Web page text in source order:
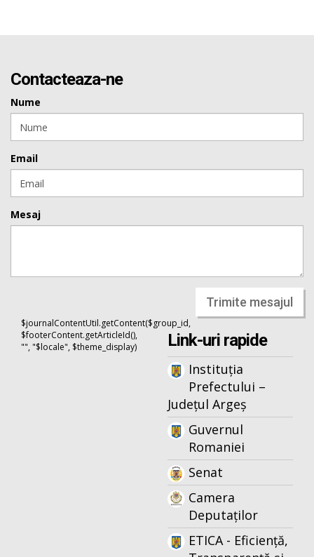
Contacteaza-ne
Nume
Email
Mesaj
Trimite mesajul
$journalContentUtil.getContent($group_id,
$footerContent.getArticleId(),
"", "$locale", $theme_display)
Link-uri rapide
Instituția
Prefectului –
Județul Argeș
Guvernul
Romaniei
Senat
Camera
Deputaților
ETICA - Eficiență,